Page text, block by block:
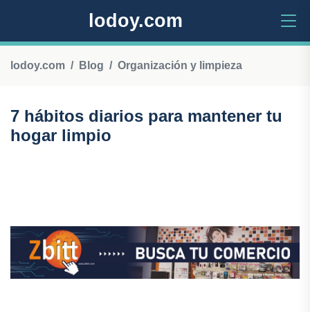
lodoy.com
lodoy.com Blog Organización y limpieza
7 hábitos diarios para mantener tu
hogar limpio